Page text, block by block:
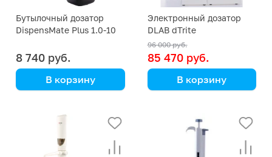
Бутылочный дозатор
DispensMate Plus 1.0-10
8 740 руб.
В корзину
без бутылки
Электронный дозатор
DLAB dTrite
96 000 руб.
85 470 руб.
В корзину